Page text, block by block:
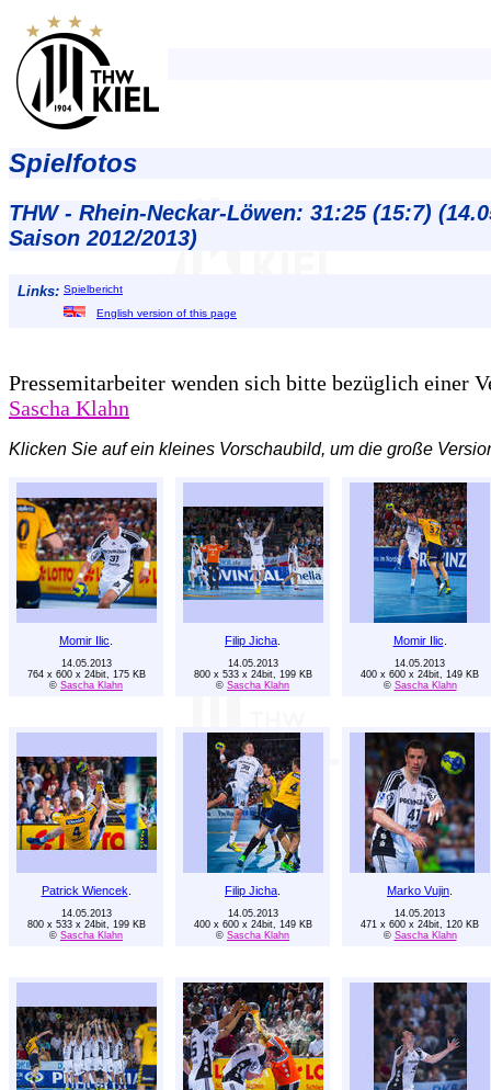
Spielfotos
THW - Rhein-Neckar-Löwen: 31:25 (15:7)
Saison 2012/2013)
Links: Spielbericht
English version of this page
Pressemitarbeiter wenden sich bitte bezüglich einer
Sascha Klahn
Klicken Sie auf ein kleines Vorschaubild, um die große
Momir Ilic Filip Jicha Momir Ilic
14.05.2013
764 x 600 x 24bit, 175 KB
© Sascha Klahn
14.05.2013
800 x 533 x 24bit, 199 KB
© Sascha Klahn
14.05.2013
400 x 600 x 24bit, 149 KB
© Sascha Klahn
Patrick Wiencek Filip Jicha Marko Vujin
14.05.2013
800 x 533 x 24bit, 199 KB
© Sascha Klahn
14.05.2013
400 x 600 x 24bit, 149 KB
© Sascha Klahn
14.05.2013
471 x 600 x 24bit, 120 KB
© Sascha Klahn